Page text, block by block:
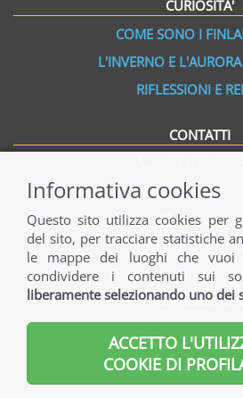
CURIOSITA'
COME SONO I
L'INVERNO E
RIFLESSIONI E
CONTATTI
Contattaci
Riservato
INFORMAZIONI
CONDIZIONI GENERALI
Informativa cookies
Questo sito utilizza cookies per
del sito, per tracciare statistiche
le mappe dei luoghi che
condividere i contenuti sui
liberamente selezionando uno dei
ACCETTO
COOKIE DI